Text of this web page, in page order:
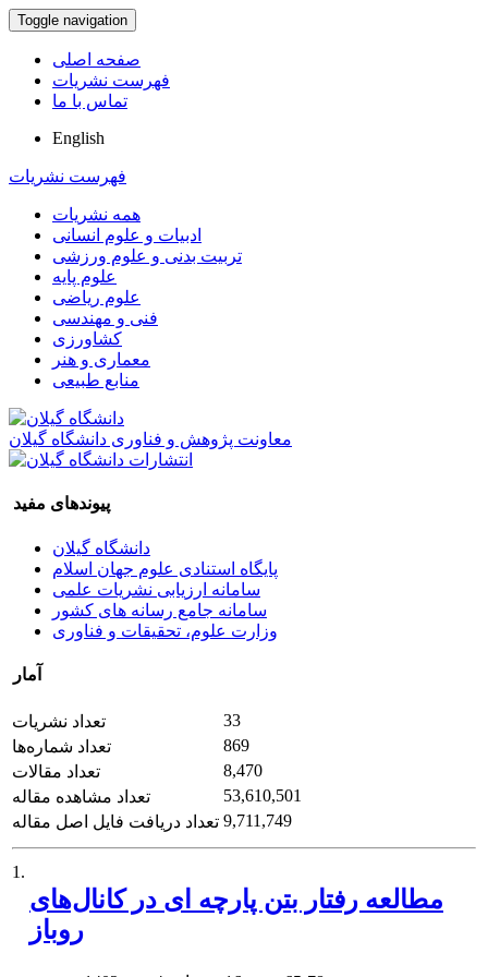
Toggle navigation
صفحه اصلی
فهرست نشریات
تماس با ما
English
فهرست نشریات
همه نشریات
ادبیات و علوم انسانی
تربیت بدنی و علوم ورزشی
علوم پایه
علوم ریاضی
فنی و مهندسی
کشاورزی
معماری و هنر
منابع طبیعی
معاونت پژوهش و فناوری دانشگاه گیلان
پیوندهای مفید
دانشگاه گیلان
پایگاه استنادی علوم جهان اسلام
سامانه ارزیابی نشریات علمی
سامانه جامع رسانه های کشور
وزارت علوم، تحقیقات و فناوری
آمار
تعداد نشریات
33
تعداد شماره‌ها
869
تعداد مقالات
8,470
تعداد مشاهده مقاله
53,610,501
تعداد دریافت فایل اصل مقاله 9,711,749
1.
مطالعه رفتار بتن پارچه ای در کانال‌های
روباز